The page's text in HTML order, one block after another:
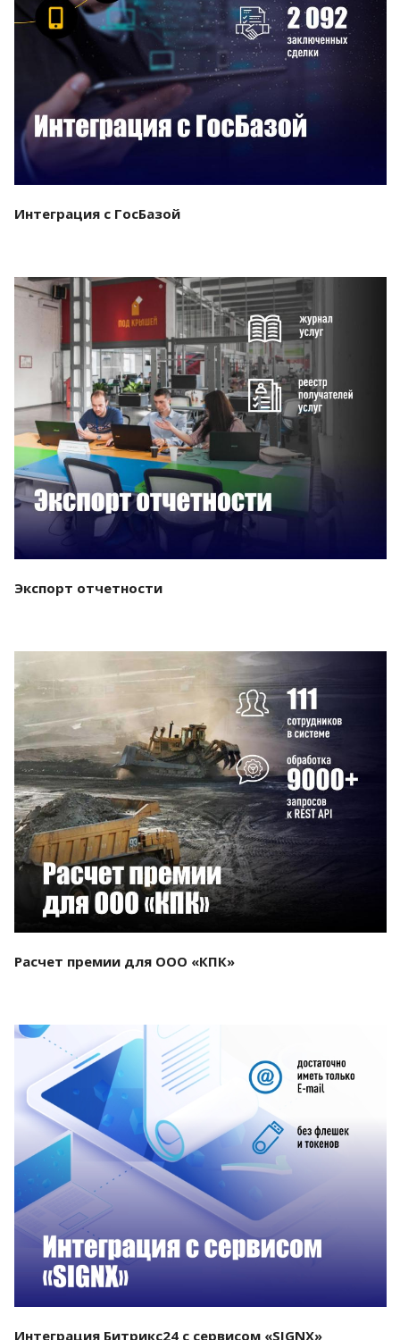
Смотреть проект
Интеграция с ГосБазой
Смотреть проект
Экспорт отчетности
Смотреть проект
Расчет премии для ООО «КПК»
Смотреть проект
Интеграция Битрикс24 с сервисом «SIGNX»